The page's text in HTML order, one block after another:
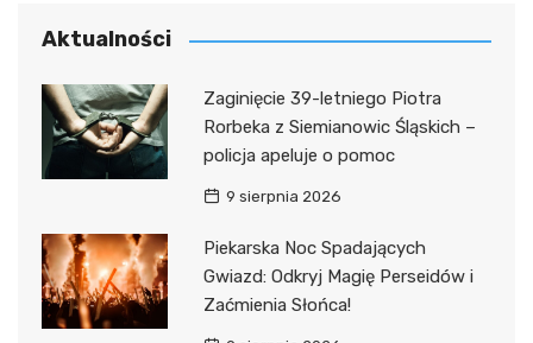
Aktualności
Zaginięcie 39-letniego Piotra
Rorbeka z Siemianowic Śląskich –
policja apeluje o pomoc
9 sierpnia 2026
Piekarska Noc Spadających
Gwiazd: Odkryj Magię Perseidów i
Zaćmienia Słońca!